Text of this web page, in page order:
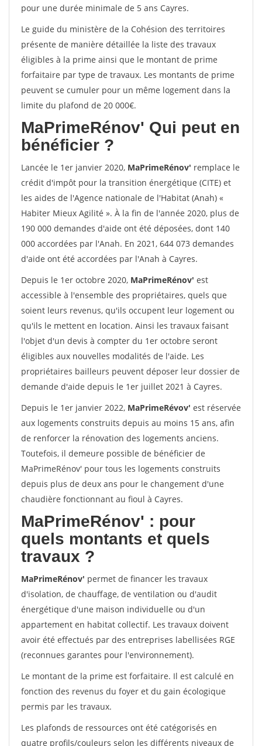
pour une durée minimale de 5 ans Cayres.
Le guide du ministère de la Cohésion des territoires
présente de manière détaillée la liste des travaux
éligibles à la prime ainsi que le montant de prime
forfaitaire par type de travaux. Les montants de prime
peuvent se cumuler pour un même logement dans la
limite du plafond de 20 000€.
MaPrimeRénov' Qui peut en
bénéficier ?
Lancée le 1er janvier 2020, MaPrimeRénov' remplace le
crédit d'impôt pour la transition énergétique (CITE) et
les aides de l'Agence nationale de l'Habitat (Anah) «
Habiter Mieux Agilité ». À la fin de l'année 2020, plus de
190 000 demandes d'aide ont été déposées, dont 140
000 accordées par l'Anah. En 2021, 644 073 demandes
d'aide ont été accordées par l'Anah à Cayres.
Depuis le 1er octobre 2020, MaPrimeRénov' est
accessible à l'ensemble des propriétaires, quels que
soient leurs revenus, qu'ils occupent leur logement ou
qu'ils le mettent en location. Ainsi les travaux faisant
l'objet d'un devis à compter du 1er octobre seront
éligibles aux nouvelles modalités de l'aide. Les
propriétaires bailleurs peuvent déposer leur dossier de
demande d'aide depuis le 1er juillet 2021 à Cayres.
Depuis le 1er janvier 2022, MaPrimeRévov' est réservée
aux logements construits depuis au moins 15 ans, afin
de renforcer la rénovation des logements anciens.
Toutefois, il demeure possible de bénéficier de
MaPrimeRénov' pour tous les logements construits
depuis plus de deux ans pour le changement d'une
chaudière fonctionnant au fioul à Cayres.
MaPrimeRénov' : pour
quels montants et quels
travaux ?
MaPrimeRénov' permet de financer les travaux
d'isolation, de chauffage, de ventilation ou d'audit
énergétique d'une maison individuelle ou d'un
appartement en habitat collectif. Les travaux doivent
avoir été effectués par des entreprises labellisées RGE
(reconnues garantes pour l'environnement).
Le montant de la prime est forfaitaire. Il est calculé en
fonction des revenus du foyer et du gain écologique
permis par les travaux.
Les plafonds de ressources ont été catégorisés en
quatre profils/couleurs selon les différents niveaux de